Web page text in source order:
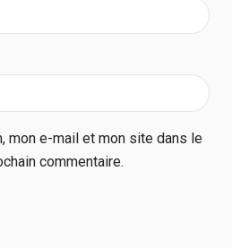
mon e-mail et mon site dans le
commentaire.